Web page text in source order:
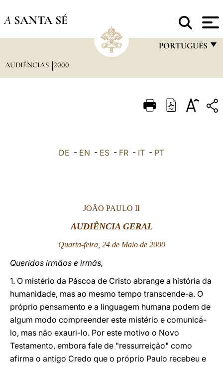
A SANTA SÉ
PORTUGUÊS
ITALIANO
LATINE
AUDIÊNCIAS 2000
DE - EN - ES - FR - IT - PT
JOÃO PAULO II
AUDIÊNCIA GERAL
Quarta-feira, 24 de Maio de 2000
Queridos irmãos e irmãs,
1. O mistério da Páscoa de Cristo abrange a história da
humanidade, mas ao mesmo tempo transcende-a. O
próprio pensamento e a linguagem humana podem de
algum modo compreender este mistério e comunicá-
lo, mas não exauri-lo. Por este motivo o Novo
Testamento, embora fale de "ressurreição" como
afirma o antigo Credo que o próprio Paulo recebeu e